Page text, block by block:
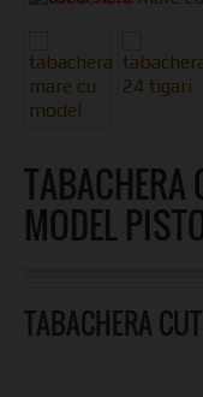
TABACHERA
MODEL
TABACHERA